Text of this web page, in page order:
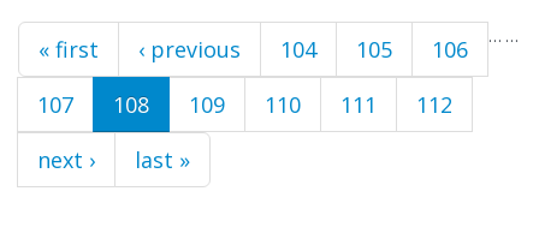
Pages
« first ‹ previous …
104 105
106
107
108 109 110 111 112
…
next › last »